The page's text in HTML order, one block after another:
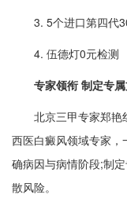
3. 5个进口第四代
4. 伍德灯0元检测
专家领衔 制定专属
北京三甲专家郑艳
西医白癜风领域专家
确病因与病情阶段;制
散风险。